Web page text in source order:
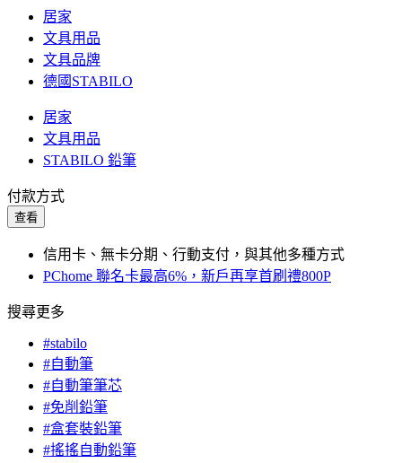
居家
文具用品
文具品牌
德國STABILO
居家
文具用品
STABILO 鉛筆
付款方式
查看
信用卡、無卡分期、行動支付，與其他多種方式
PChome 聯名卡最高6%，新戶再享首刷禮800P
搜尋更多
#stabilo
#自動筆
#自動筆筆芯
#免削鉛筆
#盒套裝鉛筆
#搖搖自動鉛筆